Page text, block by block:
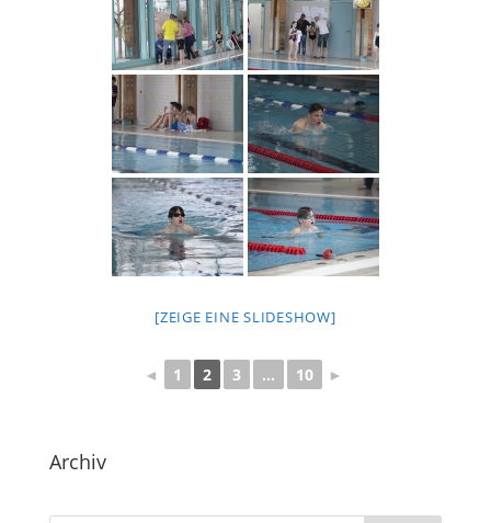
[ZEIGE EINE SLIDESHOW]
◄ 1 2 3 ... 10 ►
Archiv